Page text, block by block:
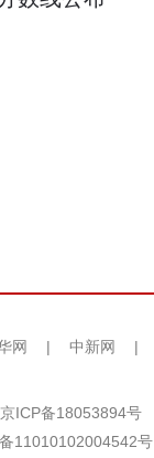
网 | 中新网 |
京ICP备18053894号
11010102004542号